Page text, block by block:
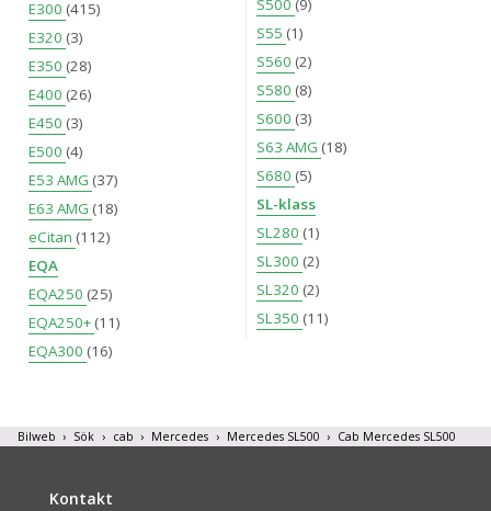
E300 (415)
E320 (3)
E350 (28)
E400 (26)
E450 (3)
E500 (4)
E53 AMG (37)
E63 AMG (18)
eCitan (112)
EQA
EQA250 (25)
EQA250+ (11)
EQA300 (16)
S500 (9)
S55 (1)
S560 (2)
S580 (8)
S600 (3)
S63 AMG (18)
S680 (5)
SL-klass
SL280 (1)
SL300 (2)
SL320 (2)
SL350 (11)
Bilweb Sök cab Mercedes Mercedes SL500 Cab Mercedes SL500
Kontakt